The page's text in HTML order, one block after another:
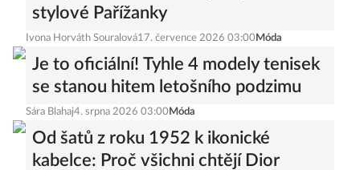
stylové Pařížanky
Ivona Horváth Souralová17. července 2026 03:00 Móda
Je to oficiální! Tyhle 4 modely tenisek
se stanou hitem letošního podzimu
Sára Blahaj4. srpna 2026 03:00 Móda
Od šatů z roku 1952 k ikonické
kabelce: Proč všichni chtějí Dior